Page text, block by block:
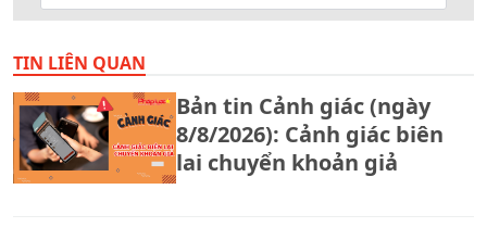
TIN LIÊN QUAN
Bản tin Cảnh giác (ngày
8/8/2026): Cảnh giác biên
lai chuyển khoản giả